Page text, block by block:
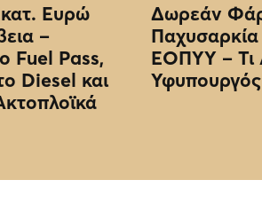
Ευρώ
–
Fuel Pass,
Diesel και
Δωρεάν
EOΠΥΥ – Τι
Υφυπουργός